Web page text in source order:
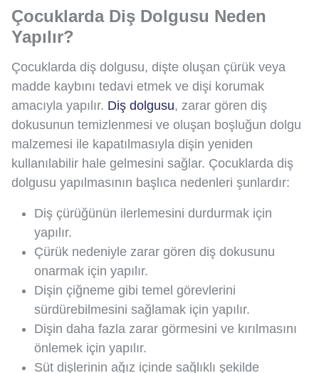
Çocuklarda Diş Dolgusu Neden
Yapılır?
Çocuklarda diş dolgusu, dişte oluşan çürük veya
madde kaybını tedavi etmek ve dişi korumak
amacıyla yapılır. Diş dolgusu, zarar gören diş
dokusunun temizlenmesi ve oluşan boşluğun dolgu
malzemesi ile kapatılmasıyla dişin yeniden
kullanılabilir hale gelmesini sağlar. Çocuklarda diş
dolgusu yapılmasının başlıca nedenleri şunlardır:
Diş çürüğünün ilerlemesini durdurmak için
yapılır.
Çürük nedeniyle zarar gören diş dokusunu
onarmak için yapılır.
Dişin çiğneme gibi temel görevlerini
sürdürebilmesini sağlamak için yapılır.
Dişin daha fazla zarar görmesini ve kırılmasını
önlemek için yapılır.
Süt dişlerinin ağız içinde sağlıklı şekilde